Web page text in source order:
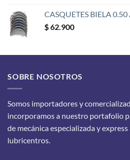
CASQUETES BIELA 0.50
$62.900
SOBRE NOSOTROS
Somos importadores y
incorporamos a nuestro portafolio
de mecánica especializada y
lubricentros.